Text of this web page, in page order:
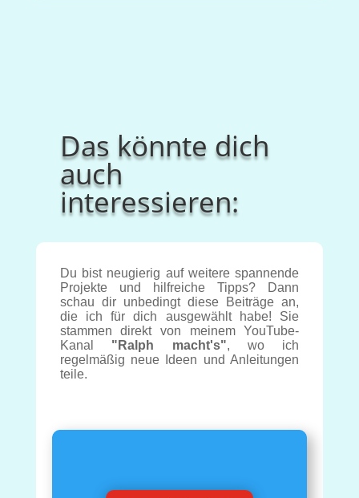
Das könnte dich
auch
interessieren:
Du bist neugierig auf weitere spannende
Projekte und hilfreiche Tipps? Dann
schau dir unbedingt diese Beiträge an,
die ich für dich ausgewählt habe! Sie
stammen direkt von meinem YouTube-
Kanal "Ralph macht's", wo ich
regelmäßig neue Ideen und Anleitungen
teile.